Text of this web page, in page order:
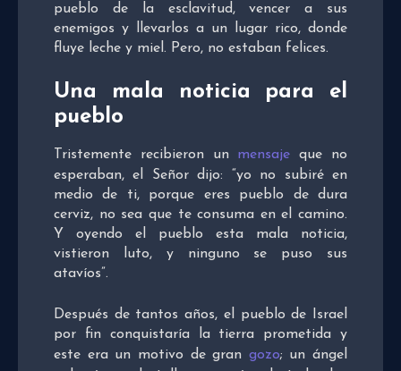
pueblo de la esclavitud, vencer a sus
enemigos y llevarlos a un lugar rico, donde
fluye leche y miel. Pero, no estaban felices.
Una mala noticia para el
pueblo
Tristemente recibieron un mensaje que no
esperaban, el Señor dijo: “yo no subiré en
medio de ti, porque eres pueblo de dura
cerviz, no sea que te consuma en el camino.
Y oyendo el pueblo esta mala noticia,
vistieron luto, y ninguno se puso sus
atavíos”.
Después de tantos años, el pueblo de Israel
por fin conquistaría la tierra prometida y
este era un motivo de gran gozo; un ángel